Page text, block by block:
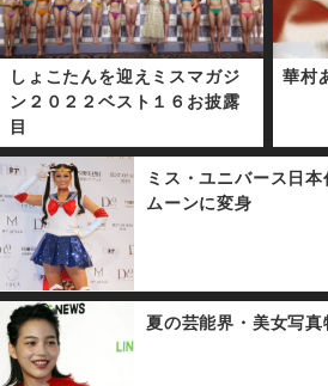
しょこたんを迎えミスマガジ
ン２０２２ベスト１６お披露
目
華村
ミス・ユニバース日
ムーンに変身
夏の芸能界・美女写真